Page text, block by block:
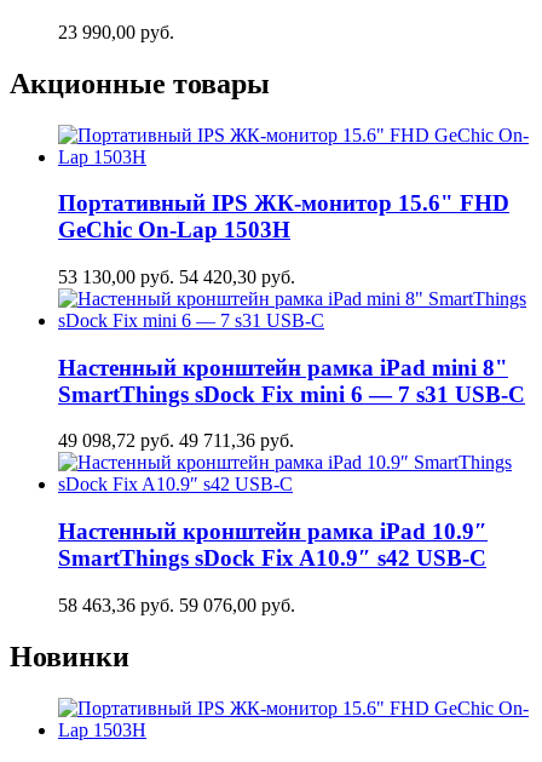
23 990,00 руб.
Акционные товары
Портативный IPS ЖК-монитор 15.6" FHD
GeСhic On-Lap 1503H
53 130,00 руб. 54 420,30 руб.
Настенный кронштейн рамка iPad mini 8"
SmartThings sDock Fix mini 6 — 7 s31 USB-C
49 098,72 руб. 49 711,36 руб.
Настенный кронштейн рамка iPad 10.9″
SmartThings sDock Fix A10.9″ s42 USB-C
58 463,36 руб. 59 076,00 руб.
Новинки